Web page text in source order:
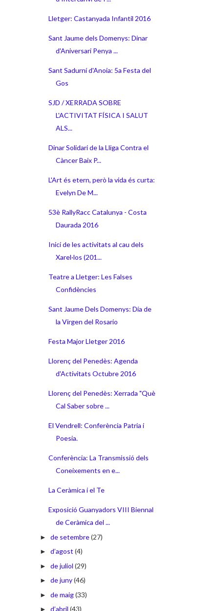
Lletger: Castanyada Infantil 2016
Sant Jaume dels Domenys: Dinar
d'Aniversari Penya ...
Sant Sadurní d'Anoia: 5a Festa del
Gos
SJD / XERRADA SOBRE
L'ACTIVITAT FÍSICA I SALUT
ALS...
Dinar Solidari de la Lliga Contra el
Càncer Baix P...
L'Art és etern, però la vida és curta:
Evelyn De M...
53è RallyRacc Catalunya - Costa
Daurada 2016
Inici de les activitats al cau dels
Xarel·los (201...
Teatre a Lletger: Les Falses
Confidències
Sant Jaume Dels Domenys: Día de
la Virgen del Rosario
Festa Major Lletger 2016
Llorenç del Penedès: Agenda
d'Activitats Octubre 2016
Llorenç del Penedès: Xerrada "Què
Cal Saber sobre ...
El Vendrell: Conferència Patria i
Poesia.
Conferència: La Transmissió dels
Coneixements en e...
La Ceràmica i el Te
Exposició Guanyadors VIII Biennal
de Ceràmica del ...
► de setembre(27)
► d’agost (4)
► de juliol (29)
► de juny(46)
► de maig(33)
► d’abril (43)